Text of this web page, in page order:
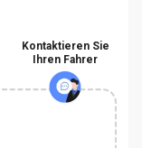
Kontaktieren Sie
Ihren Fahrer